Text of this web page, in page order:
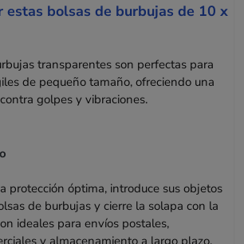
estas bolsas de burbujas de 10 x
transparentes son perfectas para
de pequeño tamaño, ofreciendo una
golpes y vibraciones.
protección óptima, introduce sus objetos
de burbujas y cierre la solapa con la
ideales para envíos postales,
y almacenamiento a largo plazo.